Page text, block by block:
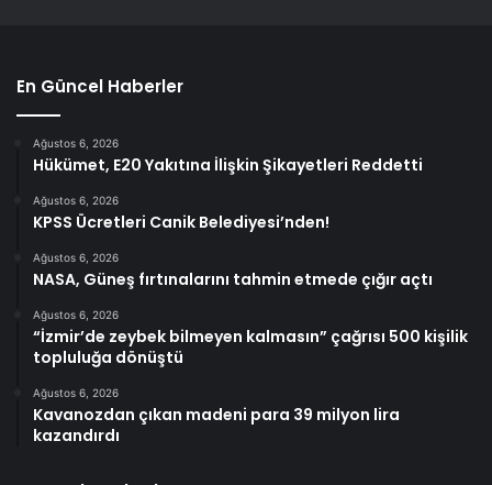
En Güncel Haberler
Ağustos 6, 2026
Hükümet, E20 Yakıtına İlişkin Şikayetleri Reddetti
Ağustos 6, 2026
KPSS Ücretleri Canik Belediyesi’nden!
Ağustos 6, 2026
NASA, Güneş fırtınalarını tahmin etmede çığır açtı
Ağustos 6, 2026
“İzmir’de zeybek bilmeyen kalmasın” çağrısı 500 kişilik
topluluğa dönüştü
Ağustos 6, 2026
Kavanozdan çıkan madeni para 39 milyon lira
kazandırdı